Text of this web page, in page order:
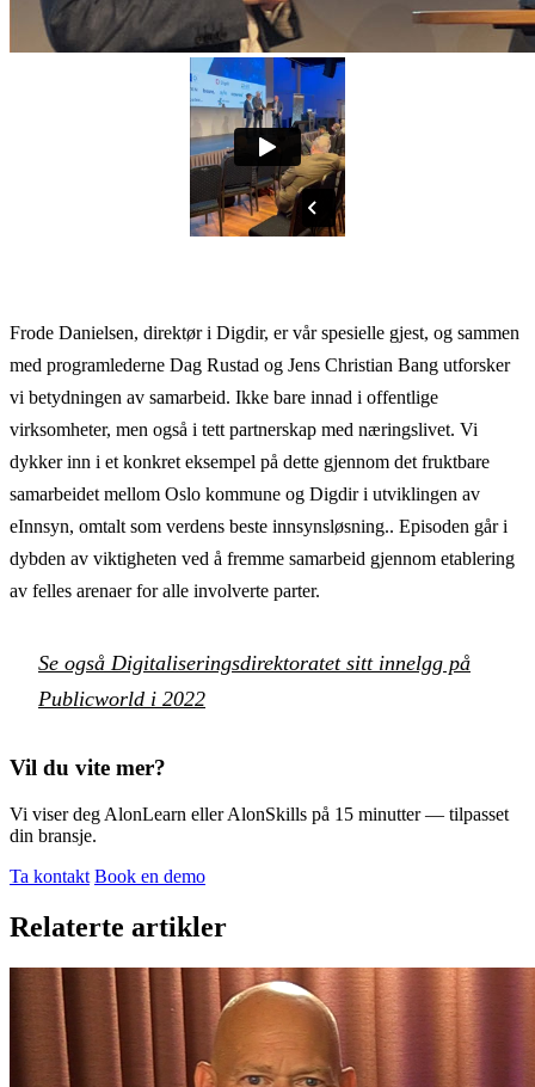
Frode Danielsen, direktør i Digdir, er vår spesielle gjest, og sammen
med programlederne Dag Rustad og Jens Christian Bang utforsker
vi betydningen av samarbeid. Ikke bare innad i offentlige
virksomheter, men også i tett partnerskap med næringslivet. Vi
dykker inn i et konkret eksempel på dette gjennom det fruktbare
samarbeidet mellom Oslo kommune og Digdir i utviklingen av
eInnsyn, omtalt som verdens beste innsynsløsning.. Episoden går i
dybden av viktigheten ved å fremme samarbeid gjennom etablering
av felles arenaer for alle involverte parter.
Se også Digitaliseringsdirektoratet sitt innelgg på
Publicworld i 2022
Vil du vite mer?
Vi viser deg AlonLearn eller AlonSkills på 15 minutter — tilpasset
din bransje.
Ta kontakt Book en demo
Relaterte artikler